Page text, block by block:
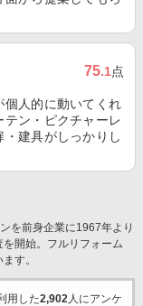
75.1点
個人的に動いてくれ
ン・ピクチャーレ
建具がしっかりし
を前身企業に1967年より
開始。フルリフォーム
す。
用した2,902人にアンケ